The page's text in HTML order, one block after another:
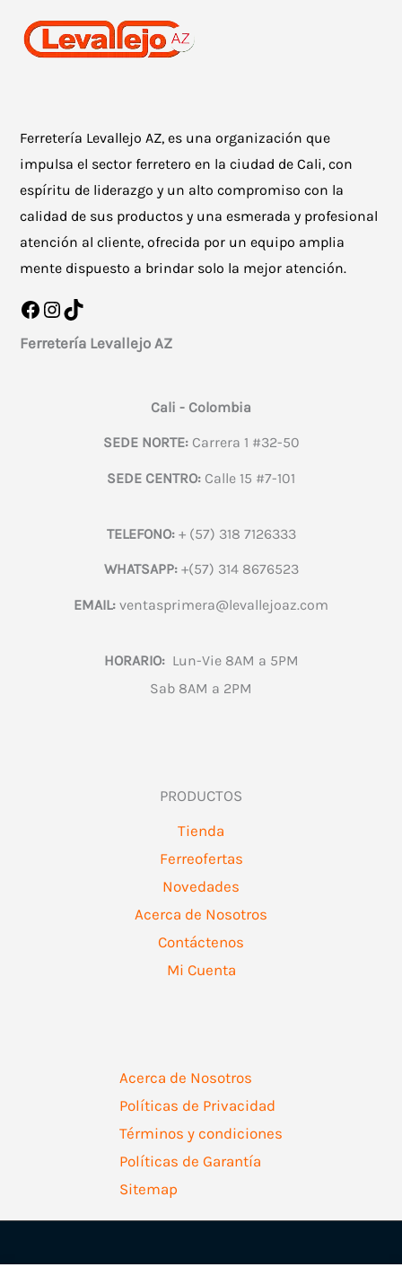
Ferretería Levallejo AZ, es una organización que
impulsa el sector ferretero en la ciudad de Cali, con
espíritu de liderazgo y un alto compromiso con la
calidad de sus productos y una esmerada y profesional
atención al cliente, ofrecida por un equipo amplia
mente dispuesto a brindar solo la mejor atención.
Facebook
Instagram
TikTok
Ferretería Levallejo AZ
Cali - Colombia
SEDE NORTE:Carrera 1 #32-50
SEDE CENTRO: Calle 15 #7-101
TELEFONO:+ (57) 318 7126333
WHATSAPP:+(57) 314 8676523
EMAIL: ventasprimera@levallejoaz.com
HORARIO:Lun-Vie 8AM a 5PM
Sab 8AM a 2PM
PRODUCTOS
Tienda
Ferreofertas
Novedades
Acerca de Nosotros
Contáctenos
Mi Cuenta
Acerca de Nosotros
Políticas de Privacidad
Términos y condiciones
Políticas de Garantía
Sitemap